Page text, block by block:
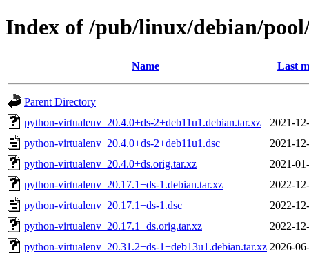
Index of /pub/linux/debian/
Name Last
Parent Directory
python-virtualenv_20.4.0+ds-2+deb11u1.debian.tar.xz
2021-
python-virtualenv_20.4.0+ds-2+deb11u1.dsc
2021-
python-virtualenv_20.4.0+ds.orig.tar.xz
2021-
python-virtualenv_20.17.1+ds-1.debian.tar.xz
2022-
python-virtualenv_20.17.1+ds-1.dsc
2022-
python-virtualenv_20.17.1+ds.orig.tar.xz
2022-
python-virtualenv_20.31.2+ds-1+deb13u1.debian.tar.xz 2026-